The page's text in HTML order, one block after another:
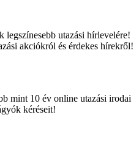
utazási hírlevelére!
akciókról és érdekes hírekről!
mint 10 év online utazási irodai
kéréseit!